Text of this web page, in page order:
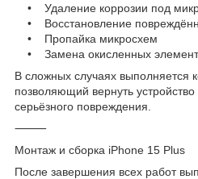
• Удаление коррозии под
• Восстановление
• Пропайка микросхем
• Замена окисленных
В сложных случаях выполняется
позволяющий вернуть
серьёзного повреждения.
⸻
Монтаж и сборка iPhone 15 Plus
После завершения всех работ